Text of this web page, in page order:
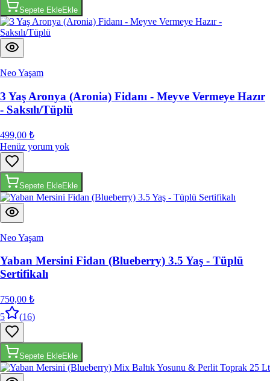
Sepete EkleEkle
Neo Yaşam
3 Yaş Aronya (Aronia) Fidanı - Meyve Vermeye Hazır
- Saksılı/Tüplü
499,00 ₺
Henüz yorum yok
Sepete EkleEkle
Neo Yaşam
Yaban Mersini Fidan (Blueberry) 3.5 Yaş - Tüplü
Sertifikalı
750,00 ₺
5
(16)
Sepete EkleEkle